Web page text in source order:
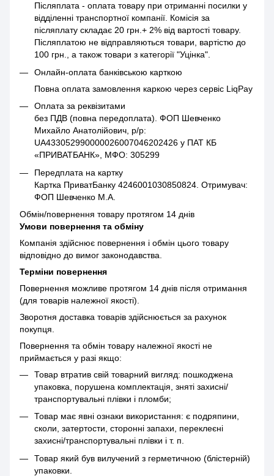
Післяплата - оплата товару при отриманні посилки у
відділенні транспортної компанії. Комісія за
післяплату складає 20 грн.+ 2% від вартості товару.
Післяплатою не відправляються товари, вартістю до
100 грн., а також товари з категорії "Уцінка".
Онлайн-оплата банківською карткою
Повна оплата замовлення каркою через сервіс LiqPay
Оплата за реквізитами
без ПДВ (повна передоплата). ФОП Шевченко
Михайло Анатолійович, р/р:
UA433052990000026007046202426 у ПАТ КБ
«ПРИВАТБАНК», МФО: 305299
Передплата на картку
Картка ПриватБанку 4246001030850824. Отримувач:
ФОП Шевченко М.А.
Обмін/повернення товару протягом 14 днів
Умови повернення та обміну
Компанія здійснює повернення і обмін цього товару
відповідно до вимог законодавства.
Терміни повернення
Повернення можливе протягом 14 днів після отримання
(для товарів належної якості).
Зворотня доставка товарів здійснюється за рахунок
покупця.
Повернення та обмін товару належної якості не
приймається у разі якщо:
Товар втратив свій товарний вигляд: пошкоджена
упаковка, порушена комплектація, зняті захисні/
транспортувальні плівки і пломби;
Товар має явні ознаки використання: є подряпини,
сколи, затертости, сторонні запахи, переклеєні
захисні/транспортувальні плівки і т. п.
Товар який був вилучений з герметичною (блістерній)
упаковки.